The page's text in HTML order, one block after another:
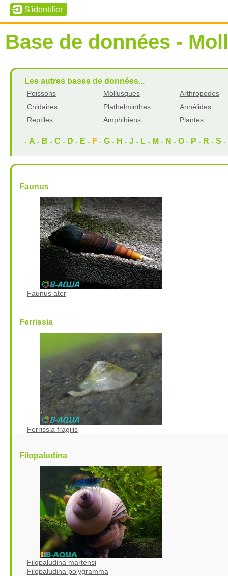
Base de données -
Les autres bases de données...
Poissons Mollusques
Arthropodes
Cnidaires
Plathelminthes
Annélides
Reptiles
Amphibiens Plantes
- A - B - C - D - E - F- G- H - J - L- M - N - O- P - R - S -
Faunus
Faunus ater
Ferrissia
Ferrissia fragilis
Filopaludina
Filopaludina martensi
Filopaludina polygramma